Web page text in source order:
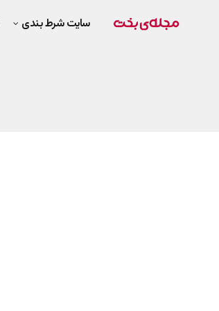
سایت شرط بندی